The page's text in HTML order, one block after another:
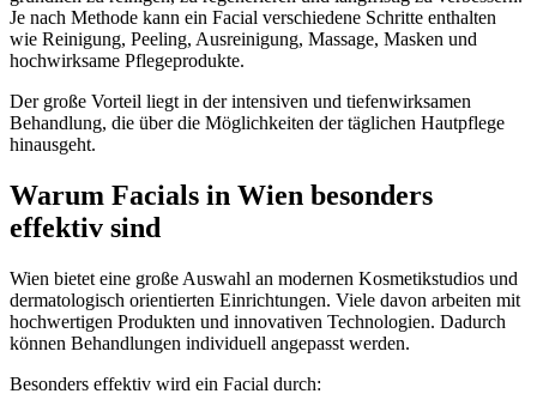
Je nach Methode kann ein Facial verschiedene Schritte enthalten
wie Reinigung, Peeling, Ausreinigung, Massage, Masken und
hochwirksame Pflegeprodukte.
Der große Vorteil liegt in der intensiven und tiefenwirksamen
Behandlung, die über die Möglichkeiten der täglichen Hautpflege
hinausgeht.
Warum Facials in Wien besonders
effektiv sind
Wien bietet eine große Auswahl an modernen Kosmetikstudios und
dermatologisch orientierten Einrichtungen. Viele davon arbeiten mit
hochwertigen Produkten und innovativen Technologien. Dadurch
können Behandlungen individuell angepasst werden.
Besonders effektiv wird ein Facial durch: